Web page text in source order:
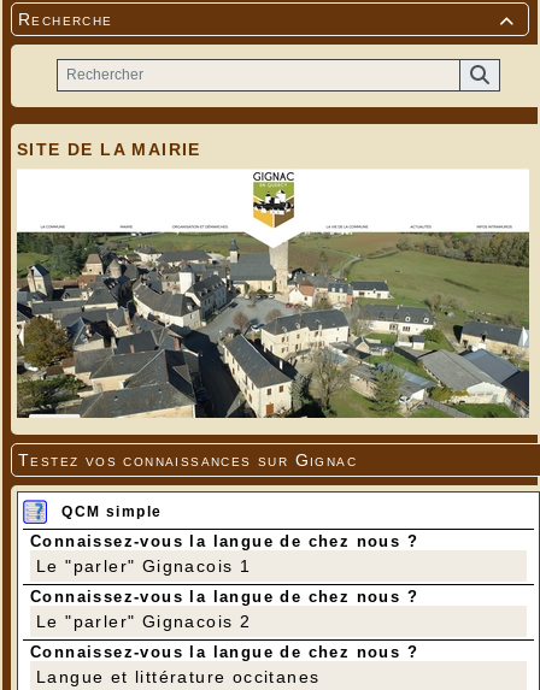

Recherche
SITE DE LA MAIRIE
Testez vos connaissances sur Gignac
QCM simple
Connaissez-vous la langue de chez nous ?
Le "parler" Gignacois 1
Connaissez-vous la langue de chez nous ?
Le "parler" Gignacois 2
Connaissez-vous la langue de chez nous ?
Langue et littérature occitanes